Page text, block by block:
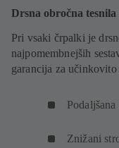
Drsna obročna tesnila
Pri vsaki črpalki je
najpomembnejših
garancija za učinkovito
Znižani